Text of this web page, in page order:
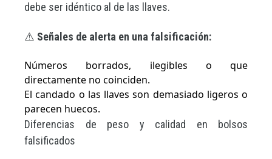
debe ser idéntico al de las llaves.
⚠️ Señales de alerta en una falsificación:
Números borrados, ilegibles o que
directamente no coinciden.
El candado o las llaves son demasiado ligeros o
parecen huecos.
Diferencias de peso y calidad en bolsos
falsificados